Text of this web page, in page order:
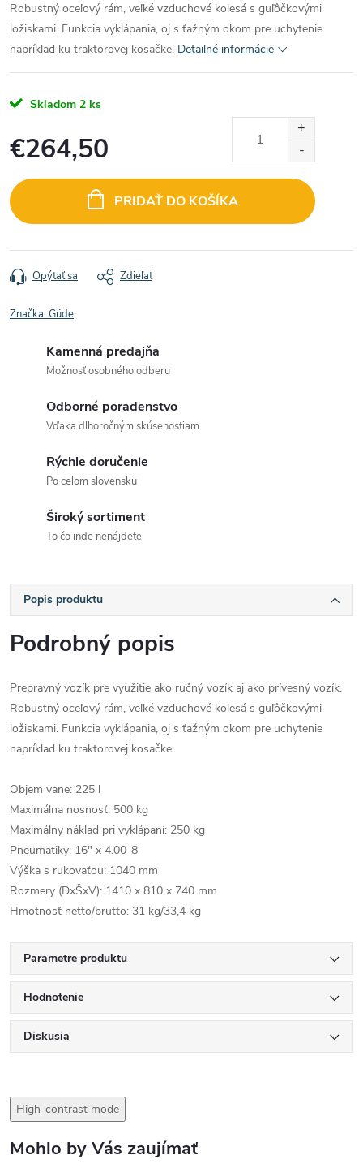
Robustný oceľový rám, veľké vzduchové kolesá s guľôčkovými
ložiskami. Funkcia vyklápania, oj s ťažným okom pre uchytenie
napríklad ku traktorovej kosačke. Detailné informácie
Skladom 2 ks
€264,50
cena:
PRIDAŤ DO KOŠÍKA
Opýtať sa Zdieľať
Značka:Güde
Kamenná predajňa
Možnosť osobného odberu
Odborné poradenstvo
Vďaka dlhoročným skúsenostiam
Rýchle doručenie
Po celom slovensku
Široký sortiment
To čo inde nenájdete
Popis produktu
Podrobný popis
Prepravný vozík pre využitie ako ručný vozík aj ako prívesný vozík.
Robustný oceľový rám, veľké vzduchové kolesá s guľôčkovými
ložiskami. Funkcia vyklápania, oj s ťažným okom pre uchytenie
napríklad ku traktorovej kosačke.
Objem vane: 225 l
Maximálna nosnosť: 500 kg
Maximálny náklad pri vyklápaní: 250 kg
Pneumatiky: 16" x 4.00-8
Výška s rukovaťou: 1040 mm
Rozmery (DxŠxV): 1410 x 810 x 740 mm
Hmotnosť netto/brutto: 31 kg/33,4 kg
Parametre produktu
Hodnotenie
Diskusia
High-contrast mode
Mohlo by Vás zaujímať